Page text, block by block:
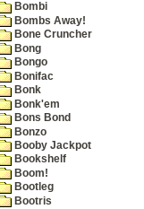
Bombi
Bombs Away!
Bone Cruncher
Bong
Bongo
Bonifac
Bonk
Bonk'em
Bons Bond
Bonzo
Booby Jackpot
Bookshelf
Boom!
Bootleg
Bootris